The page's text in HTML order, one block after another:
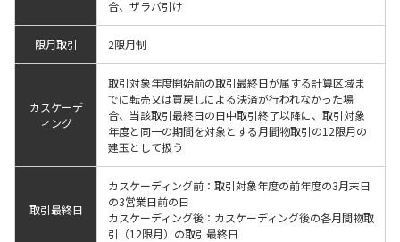
合、ザラバ引け
限月取引 2限月制
カスケーデ
ィング
取引対象年度開始前の取引最終日が属する計算区域ま
でに転売又は買戻しによる決済が行われなかった場
合、当該取引最終日の日中取引終了以降に、取引対象
年度と同一の期間を対象とする月間物取引の12限月の
建玉として扱う
取引最終日
カスケーディング前：取引対象年度の前年度の3月末日
の3営業日前の日
カスケーディング後：カスケーディング後の各月間物取
引（12限月）の取引最終日